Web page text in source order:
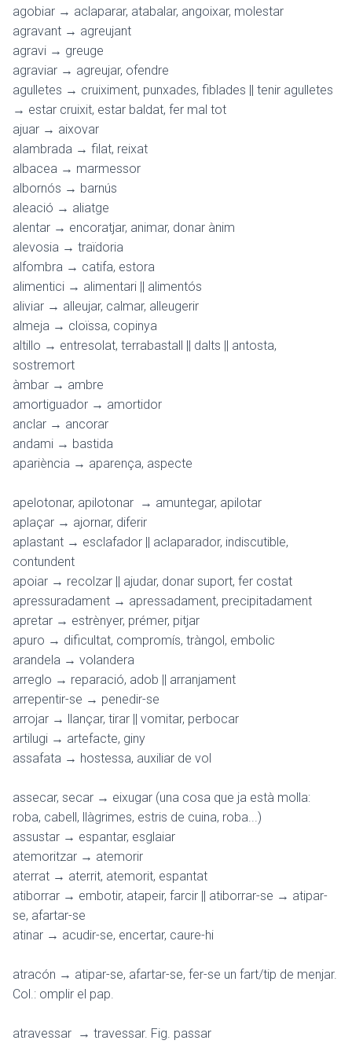
agobiar → aclaparar, atabalar, angoixar, molestar
agravant → agreujant
agravi → greuge
agraviar → agreujar, ofendre
agulletes → cruiximent, punxades, fiblades || tenir agulletes
→ estar cruixit, estar baldat, fer mal tot
ajuar → aixovar
alambrada → filat, reixat
albacea → marmessor
albornós → barnús
aleació → aliatge
alentar → encoratjar, animar, donar ànim
alevosia → traïdoria
alfombra → catifa, estora
alimentici → alimentari || alimentós
aliviar → alleujar, calmar, alleugerir
almeja → cloïssa, copinya
altillo → entresolat, terrabastall || dalts || antosta,
sostremort
àmbar → ambre
amortiguador → amortidor
anclar → ancorar
andami → bastida
apariència → aparença, aspecte
apelotonar, apilotonar → amuntegar, apilotar
aplaçar → ajornar, diferir
aplastant → esclafador || aclaparador, indiscutible,
contundent
apoiar → recolzar || ajudar, donar suport, fer costat
apressuradament → apressadament, precipitadament
apretar → estrènyer, prémer, pitjar
apuro → dificultat, compromís, tràngol, embolic
arandela → volandera
arreglo → reparació, adob || arranjament
arrepentir-se → penedir-se
arrojar → llançar, tirar || vomitar, perbocar
artilugi → artefacte, giny
assafata → hostessa, auxiliar de vol
assecar, secar → eixugar (una cosa que ja està molla:
roba, cabell, llàgrimes, estris de cuina, roba...)
assustar → espantar, esglaiar
atemoritzar → atemorir
aterrat → aterrit, atemorit, espantat
atiborrar → embotir, atapeir, farcir || atiborrar-se → atipar-
se, afartar-se
atinar → acudir-se, encertar, caure-hi
atracón → atipar-se, afartar-se, fer-se un fart/tip de menjar.
Col.: omplir el pap.
atravessar → travessar. Fig. passar